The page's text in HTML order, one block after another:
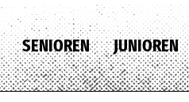
SENIOREN JUNIOREN